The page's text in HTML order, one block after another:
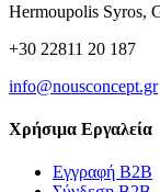
Hermoupolis Syros,
+30 22811 20 187
info@nousconcept.gr
Χρήσιμα Εργαλεία
Εγγραφή Β2Β